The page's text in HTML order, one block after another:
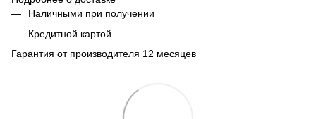
Наличными при получении
Кредитной картой
Гарантия от производителя 12 месяцев